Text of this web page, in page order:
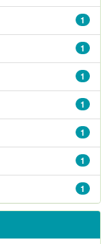
1
1
1
1
1
1
1